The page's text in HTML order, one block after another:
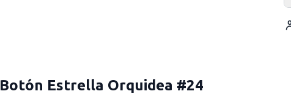
Botón Estrella Orquidea #24